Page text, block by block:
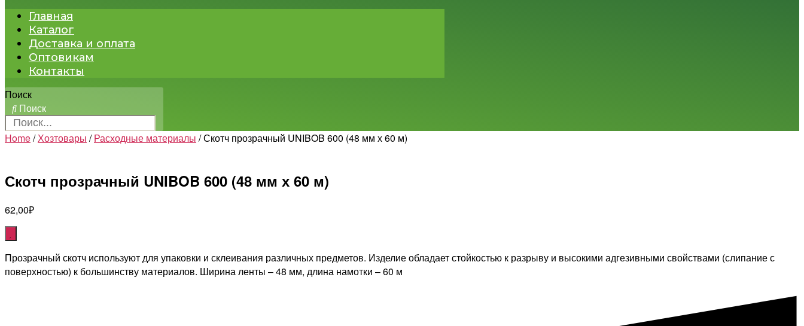
Главная
Каталог
Доставка и оплата
Оптовикам
Контакты
Поиск
Поиск
Home/Хозтовары /Расходные материалы / Скотч прозрачный UNIBOB 600 (48 мм х 60 м)
Скотч прозрачный UNIBOB 600 (48 мм х 60 м)
62,00₽
Прозрачный скотч используют для упаковки и склеивания различных предметов. Изделие обладает стойкостью к разрыву и высокими адгезивными свойствами (слипание с
поверхностью) к большинству материалов. Ширина ленты – 48 мм, длина намотки – 60 м